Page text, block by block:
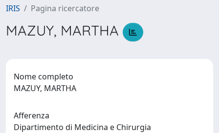
IRIS Pagina ricercatore
MAZUY, MARTHA
Nome completo
MAZUY, MARTHA
Afferenza
Dipartimento di Medicina e Chirurgia